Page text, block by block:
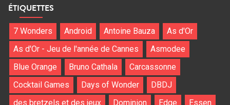
ÉTIQUETTES
7 Wonders Android Antoine Bauza
As d'Or
As d'Or - Jeu de l'année de Cannes
Asmodee
Blue Orange
Bruno Cathala
Carcassonne
Cocktail Games
Days of Wonder
DBDJ
des bretzels et des jeux
Dominion Edge Essen